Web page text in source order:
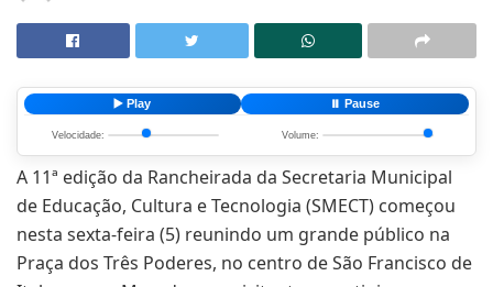
▶️ Play ⏸️ Pause
Velocidade: Volume:
A 11ª edição da Rancheirada da Secretaria Municipal
de Educação, Cultura e Tecnologia (SMECT) começou
nesta sexta-feira (5) reunindo um grande público na
Praça dos Três Poderes, no centro de São Francisco de